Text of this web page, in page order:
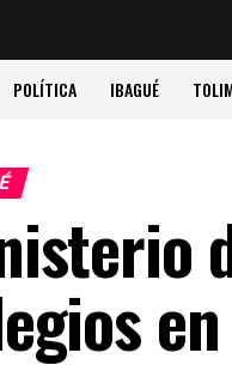
POLÍTICA IBAGUÉ